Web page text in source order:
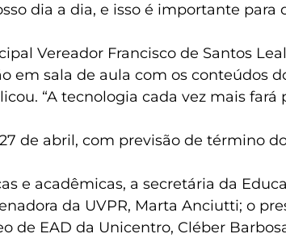
dia a dia, e isso é importante para
Vereador Francisco de Santos
em sala de aula com os conteúdos
“A tecnologia cada vez mais fará
de abril, com previsão de término
e acadêmicas, a secretária da
da UVPR, Marta Anciutti; o
de EAD da Unicentro, Cléber